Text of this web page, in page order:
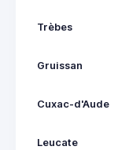
Trèbes
Gruissan
Cuxac-d'Aude
Leucate